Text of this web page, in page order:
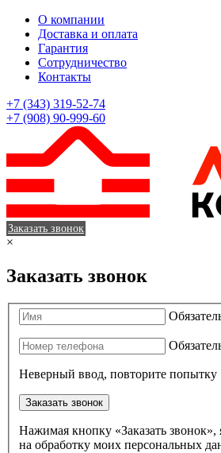
О компании
Доставка и оплата
Гарантия
Сотрудничество
Контакты
+7 (343) 319-52-74
+7 (908) 90-999-60
Заказать звонок
×
Заказать звонок
Неверный ввод, повторите попытку
Заказать звонок
Нажимая кнопку «Заказать звонок»,
на обработку моих персональных